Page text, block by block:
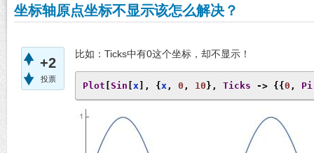
坐标轴原点坐标不显示该怎么解决？
+2
投票
比如：Ticks中有0这个坐标，却不显示！
Plot Sin x ], { x , 0 , 10 }, Ticks -> {{ 0 , Pi